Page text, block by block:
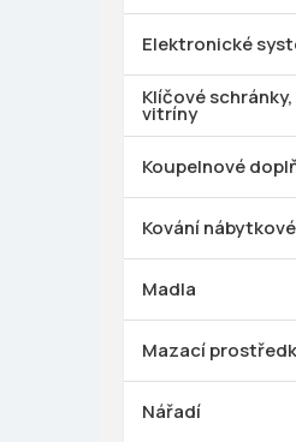
n
l
Elektronické
Klíčové
vitríny
Koupelnové
Kování nábytkové
Madla
Mazací
Nářadí